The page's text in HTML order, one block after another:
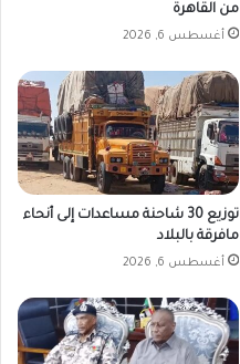
من القاهرة
أغسطس 6, 2026
توزيع 30 شاحنة مساعدات إلى أنحاء
مافرقة بالبلاد
أغسطس 6, 2026